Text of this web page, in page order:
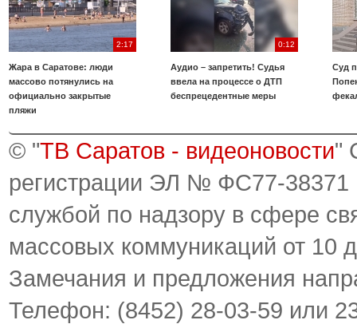
2:17
Жара в Саратове: люди
массово потянулись на
официально закрытые
пляжи
0:12
Аудио – запретить! Судья
ввела на процессе о ДТП
беспрецедентные меры
Суд
© "ТВ Саратов - видеоновости"
регистрации ЭЛ № ФС77-38371
службой по надзору в сфере
массовых коммуникаций от 10
Замечания и предложения
Телефон: (8452) 28-03-59 или